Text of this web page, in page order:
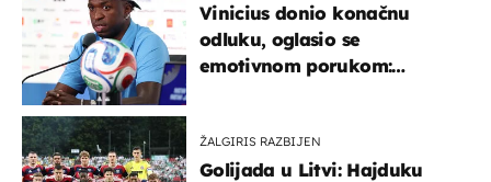
Vinicius donio konačnu
odluku, oglasio se
emotivnom porukom:
ŽALGIRIS RAZBIJEN
Golijada u Litvi: Hajduku